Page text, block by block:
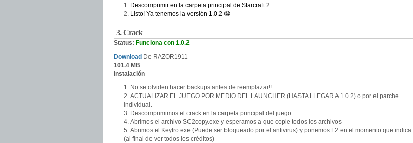
Descomprimir en la carpeta principal de Starcraft 2
Listo! Ya tenemos la versión 1.0.2 😀
3. Crack
Status: Funciona con 1.0.2
Download De RAZOR1911
101.4 MB
Instalación
No se olviden hacer backups antes de reemplazar!!
ACTUALIZAR EL JUEGO POR MEDIO DEL LAUNCHER (HASTA LLEGAR A 1.0.2) o por el parche
individual.
Descomprimimos el crack en la carpeta principal del juego
Abrimos el archivo SC2copy.exe y esperamos a que copie todos los archivos
Abrimos el Keytro.exe (Puede ser bloqueado por el antivirus) y ponemos F2 en el momento que indica
(al final de ver todos los créditos)